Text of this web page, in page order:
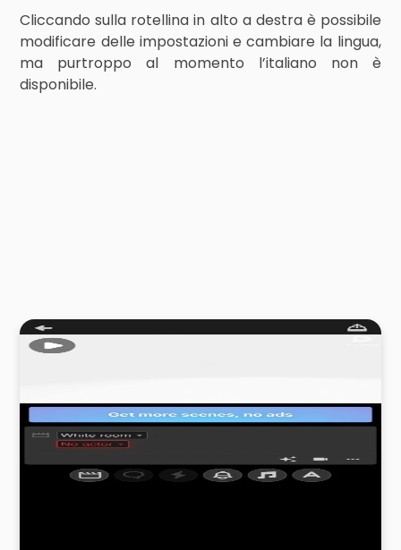
Cliccando sulla rotellina in alto a destra è possibile
modificare delle impostazioni e cambiare la lingua,
ma purtroppo al momento l’italiano non è
disponibile.